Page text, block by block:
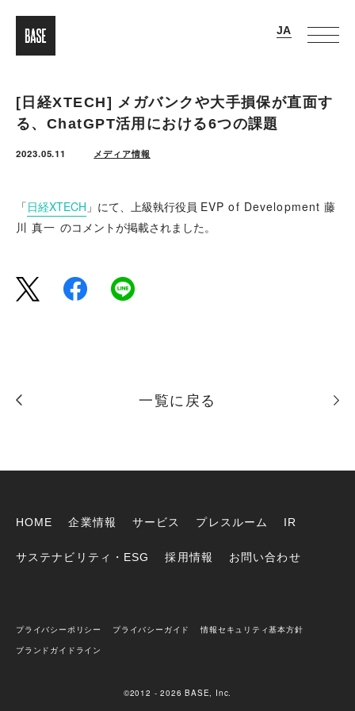
[日経XTECH] メガバンクや大手損保が直面す
る、ChatGPT活用における6つの課題
2023.05.11 メディア情報
「日経XTECH 」にて、上級執行役員 EVP of Development 藤
川 真一 のコメントが掲載されました。
一覧に戻る
HOME 企業情報 サービス プレスルーム IR
サステナビリティ・ESG 採用情報 お問い合わせ
プライバシーポリシー プライバシーガイド
情報セキュリティ基本方針
ブランドガイドライン
©2012 - 2026 BASE, Inc.